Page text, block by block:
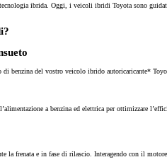
ibrida. Oggi, i veicoli ibridi Toyota sono
benzina del vostro veicolo ibrido autoricaricante*
a benzina ed elettrica per ottimizzare
la frenata e in fase di rilascio. Interagendo con il